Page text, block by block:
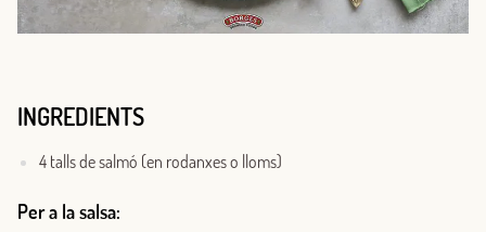
INGREDIENTS
4 talls de salmó (en rodanxes o lloms)
Per a la salsa: